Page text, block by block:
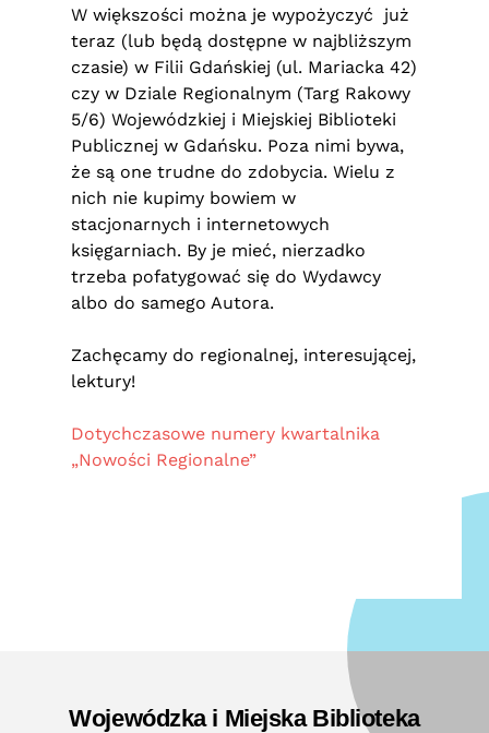
W większości można je wypożyczyć już
teraz (lub będą dostępne w najbliższym
czasie) w Filii Gdańskiej (ul. Mariacka 42)
czy w Dziale Regionalnym (Targ Rakowy
5/6) Wojewódzkiej i Miejskiej Biblioteki
Publicznej w Gdańsku. Poza nimi bywa,
że są one trudne do zdobycia. Wielu z
nich nie kupimy bowiem w
stacjonarnych i internetowych
księgarniach. By je mieć, nierzadko
trzeba pofatygować się do Wydawcy
albo do samego Autora.
Zachęcamy do regionalnej, interesującej,
lektury!
Dotychczasowe numery kwartalnika
„Nowości Regionalne”
Wojewódzka i Miejska Biblioteka